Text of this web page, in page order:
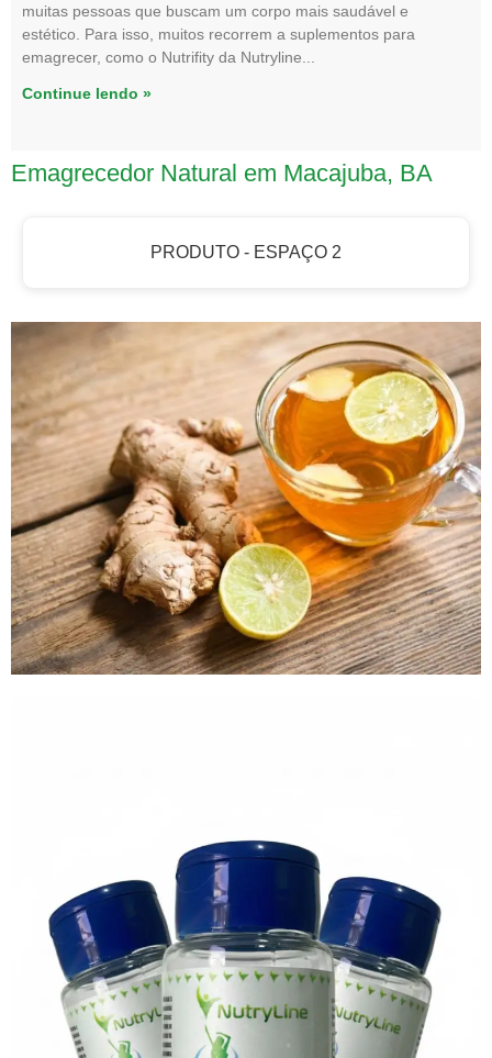
muitas pessoas que buscam um corpo mais saudável e
estético. Para isso, muitos recorrem a suplementos para
emagrecer, como o Nutrifity da Nutryline
Continue lendo »
Emagrecedor Natural em Macajuba, BA
PRODUTO - ESPAÇO 2